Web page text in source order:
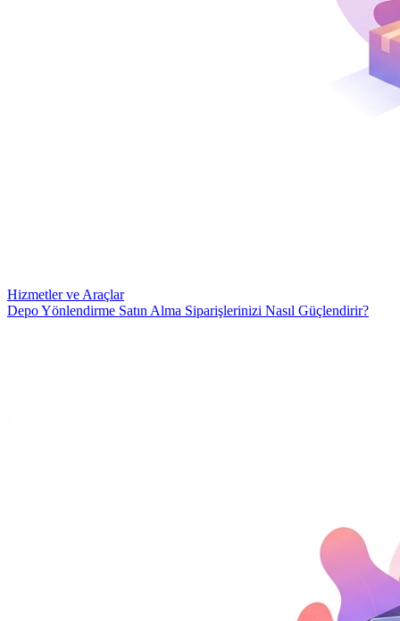
Hizmetler ve Araçlar
Depo Yönlendirme Satın Alma Siparişlerinizi Nasıl Güçlendirir?